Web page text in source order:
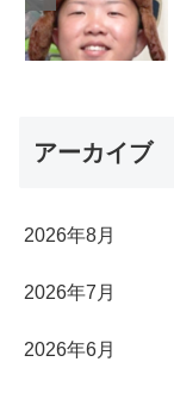
アーカイブ
2026年8月
2026年7月
2026年6月